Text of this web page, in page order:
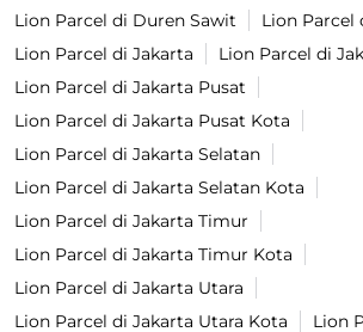
Lion Parcel di Duren Sawit
Lion Parcel
Lion Parcel di Jakarta
Lion Parcel di
Lion Parcel di Jakarta Pusat
Lion Parcel di Jakarta Pusat Kota
Lion Parcel di Jakarta Selatan
Lion Parcel di Jakarta Selatan Kota
Lion Parcel di Jakarta Timur
Lion Parcel di Jakarta Timur Kota
Lion Parcel di Jakarta Utara
Lion Parcel di Jakarta Utara Kota
Lion